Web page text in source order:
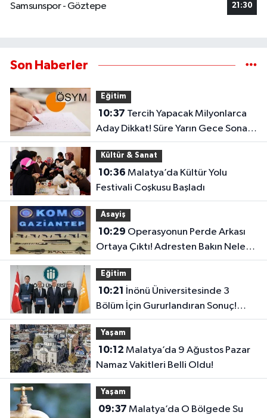
Samsunspor - Göztepe
21:30
Son Haberler
Eğitim
10:37
Aday Dikkat! Süre Yarın Gece Sona
Eriyor
Kültür & Sanat
10:36
Festivali Coşkusu Başladı
Asayiş
10:29
Ortaya Çıktı! Adresten Bakın Neler
Çıktı
Eğitim
10:21
Bölüm İçin Gururlandıran Sonuç!
2028’e Kadar Geçerli
Yaşam
10:12
Namaz Vakitleri Belli Oldu!
Yaşam
09:37